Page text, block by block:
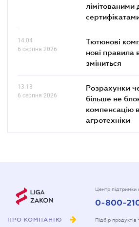
14.04
6 серпня 2026
Тютюнові
нові правила
зміниться
13.13
6 серпня 2026
Розрахунки
більше не
компенсацію
агротехніки
ПРО КОМПАНІЮ
Центр підтримки
0-800-
Підбір продуктів